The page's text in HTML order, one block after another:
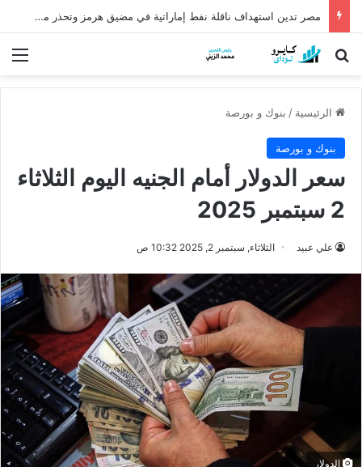
مصر تدين استهداف ناقلة نفط إماراتية في مضيق هرمز وتحذر من تهديد الملاحة الدولية
بحث عن
الرئيسية / بنوك و بورصة
بنوك و بورصة
سعر الدولار أمام الجنيه اليوم الثلاثاء
2 سبتمبر 2025
علي عبيد الثلاثاء, سبتمبر 2, 2025 10:32 ص
الدولار